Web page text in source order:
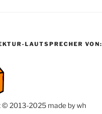
LAUTSPRECHER VON:
© 2013-2025 made by wh